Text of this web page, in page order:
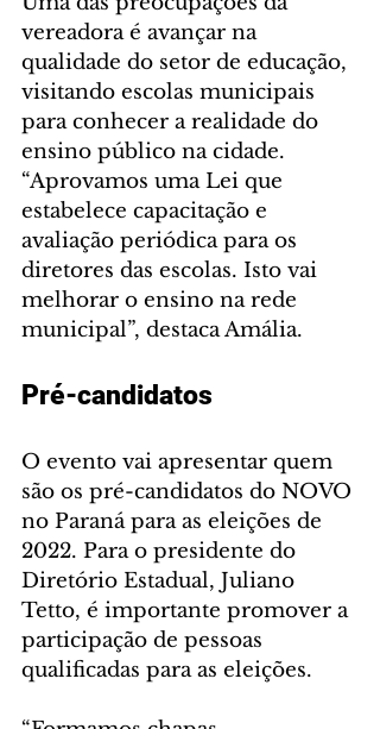
vereadora é avançar na
qualidade do setor de educação,
visitando escolas municipais
para conhecer a realidade do
ensino público na cidade.
“Aprovamos uma Lei que
estabelece capacitação e
avaliação periódica para os
diretores das escolas. Isto vai
melhorar o ensino na rede
municipal”, destaca Amália.
Pré-candidatos
O evento vai apresentar quem
são os pré-candidatos do NOVO
no Paraná para as eleições de
2022. Para o presidente do
Diretório Estadual, Juliano
Tetto, é importante promover a
participação de pessoas
qualificadas para as eleições.